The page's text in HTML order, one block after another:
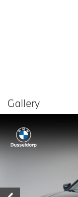
Gallery